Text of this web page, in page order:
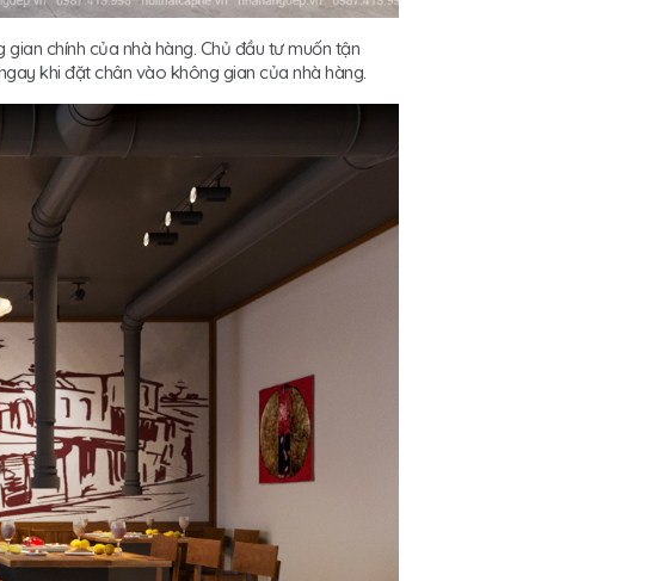
chính của nhà hàng. Chủ đầu tư muốn tận
khi đặt chân vào không gian của nhà hàng.